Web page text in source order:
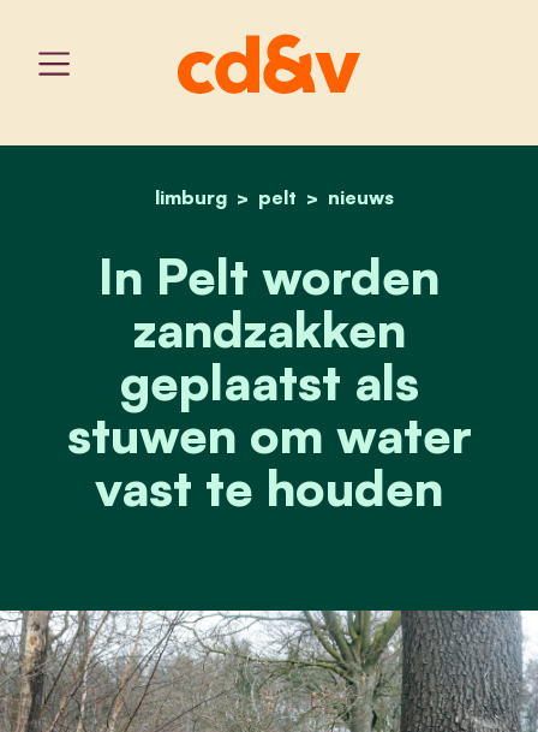
home
limburg pelt nieuws
in pelt worden
In Pelt worden
zandzakken
geplaatst als
stuwen om water
vast te houden